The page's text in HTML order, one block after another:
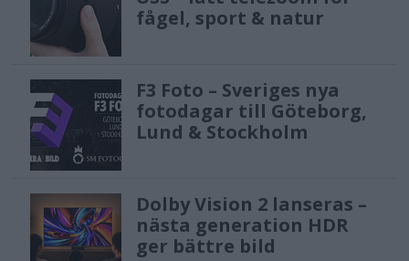
fågel, sport & natur
F3 Foto – Sveriges nya
fotodagar till Göteborg,
Lund & Stockholm
Dolby Vision 2 lanseras –
nästa generation HDR
ger bättre bild